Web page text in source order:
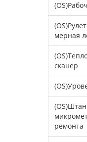
мерная
сканер
ремонта